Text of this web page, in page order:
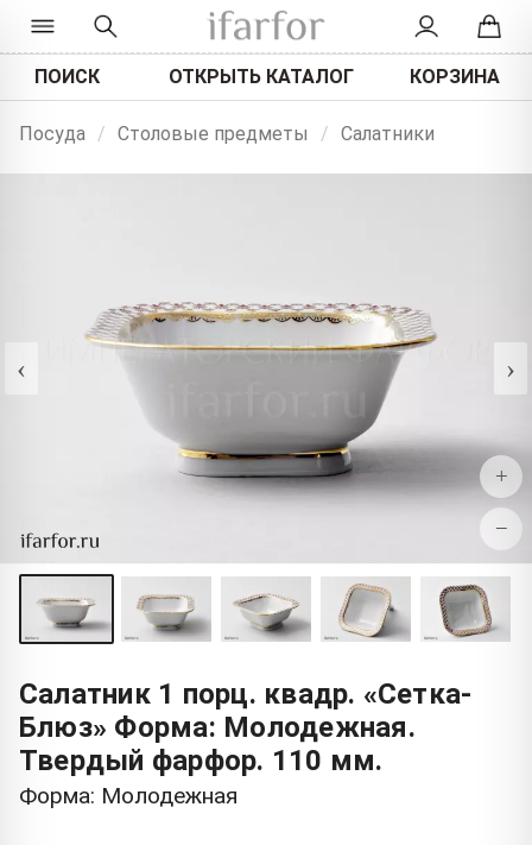
ПОИСК ОТКРЫТЬ КАТАЛОГ КОРЗИНА
Посуда / Столовые предметы / Салатники
‹ ›
+
−
Салатник 1 порц. квадр. «Сетка-
Блюз» Форма: Молодежная.
Твердый фарфор. 110 мм.
Форма: Молодежная